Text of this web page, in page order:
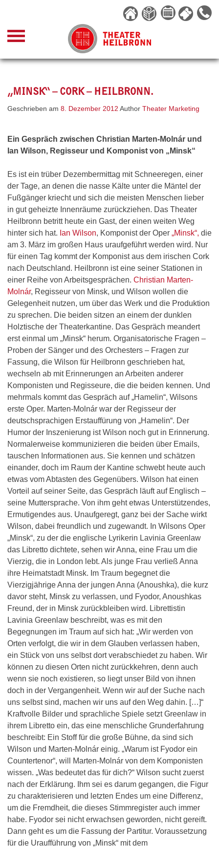
content
„MINSK“ – CORK – HEILBRONN.
Geschrieben am 8. Dezember 2012 Author Theater Marketing
Ein Gespräch zwischen Christian Marten-Molnár und
Ian Wilson, Regisseur und Komponist von „Minsk“
Es ist ein trüber Dezembermittag mit Schneeregen, einer
der Tage, an denen die nasse Kälte unter die Mäntel der
Fußgänger kriecht und sich die meisten Menschen lieber
in gut geheizte Innenräume zurückziehen. Das Theater
Heilbronn betritt heute ein Gast, der einen weiten Weg
hinter sich hat. Ian Wilson, Komponist der Oper „Minsk“, die
am 3. März im großen Haus uraufgeführt werden wird. Nur
für einen Tag kommt der Komponist aus dem irischen Cork
nach Deutschland. Heilbronn ist eine seiner Stationen in
einer Reihe von Arbeitsgesprächen. Christian Marten-
Molnár, Regisseur von Minsk, und Wilson wollen die
Gelegenheit nutzen, um über das Werk und die Produktion
zu sprechen. Die beiden sitzen an einem der dunklen
Holztische der Theaterkantine. Das Gespräch meandert
erst einmal um „Minsk“ herum. Organisatorische Fragen –
Proben der Sänger und des Orchesters – Fragen zur
Fassung, die Wilson für Heilbronn geschrieben hat,
wechseln ab mit Erinnerungen an Arbeiten anderer
Komponisten und Regisseure, die die beiden kennen. Und
mehrmals kommt das Gespräch auf „Hamelin“, Wilsons
erste Oper. Marten-Molnár war der Regisseur der
deutschsprachigen Erstauffürung von „Hamelin“. Der
Humor der Inszenierung ist Wilson noch gut in Erinnerung.
Normalerweise kommunizieren die beiden über Emails,
tauschen Informationen aus. Sie kennen und schätzen
einander, doch im Raum der Kantine schwebt heute auch
etwas vom Abtasten des Gegenübers. Wilson hat einen
Vorteil auf seiner Seite, das Gespräch läuft auf Englisch –
seine Muttersprache. Von ihm geht etwas Unterstützendes,
Ermutigendes aus. Unaufgeregt, ganz bei der Sache wirkt
Wilson, dabei freundlich und zugewandt. In Wilsons Oper
„Minsk“, zu der die englische Lyrikerin Lavinia Greenlaw
das Libretto dichtete, sehen wir Anna, eine Frau um die
Vierzig, die in London lebt. Als junge Frau verließ Anna
ihre Heimatstadt Minsk. Im Traum begegnet die
Vierzigjährige Anna der jungen Anna (Anoushka), die kurz
davor steht, Minsk zu verlassen, und Fyodor, Anoushkas
Freund, der in Minsk zurückbleiben wird. Librettistin
Lavinia Greenlaw beschreibt, was es mit den
Begegnungen im Traum auf sich hat: „Wir werden von
Orten verfolgt, die wir in dem Glauben verlassen haben,
ein Stück von uns selbst dort verabschiedet zu haben. Wir
können zu diesen Orten nicht zurückkehren, denn auch
wenn sie noch existieren, so liegt unser Bild von ihnen
doch in der Vergangenheit. Wenn wir auf der Suche nach
uns selbst sind, machen wir uns auf den Weg dahin. […]“
Kraftvolle Bilder und sprachliche Spiele setzt Greenlaw in
ihrem Libretto ein, das eine menschliche Grunderfahrung
beschreibt: Ein Stoff für die große Bühne, da sind sich
Wilson und Marten-Molnár einig. „Warum ist Fyodor ein
Countertenor“, will Marten-Molnár von dem Komponisten
wissen. „Was bedeutet das für dich?“ Wilson sucht zuerst
nach der Erklärung. Ihm sei es darum gegangen, die Figur
zu charakterisieren und letzten Endes um eine Differenz,
um die Fremdheit, die dieses Stimmregister auch immer
habe. Fyodor sei nicht erwachsen geworden, nicht gereift.
Dann geht es um die Fassung der Partitur. Voraussetzung
für die Uraufführung von „Minsk“ mit dem